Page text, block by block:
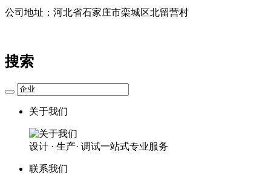
公司地址：河北省石家庄市栾城区北留营村
搜索
关于我们
设计 · 生产· 调试一站式专业服务
联系我们